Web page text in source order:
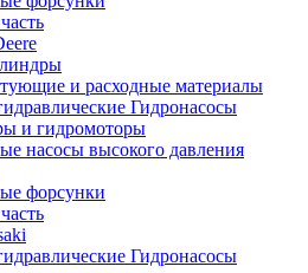
и расходные материалы
Гидронасосы
и гидромоторы
насосы высокого давления
форсунки
Гидронасосы